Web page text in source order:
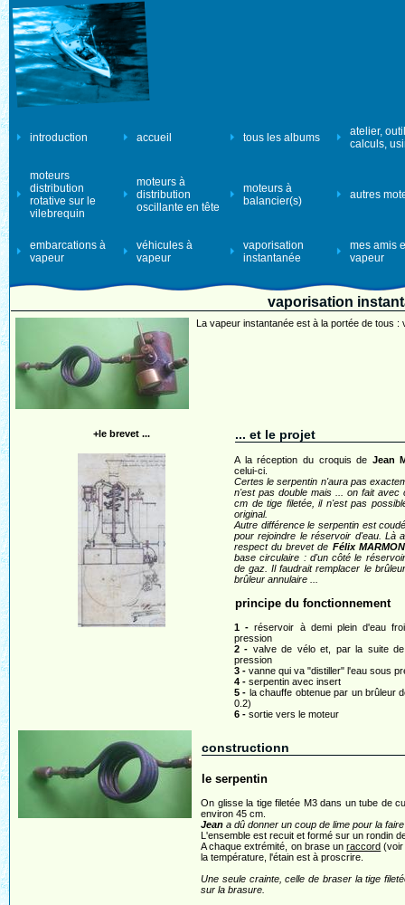
introduction accueil tous les albums
atelier,
calculs,
moteurs
distribution
rotative sur le
vilebrequin
moteurs à
distribution
oscillante en tête
moteurs à
balancier(s)
autres
embarcations à
vapeur
véhicules à
vapeur
vaporisation
instantanée
mes amis
vapeur
vaporisation
La vapeur instantanée est à la portée de tous
+le brevet ... ... et le projet
A la réception du croquis de Jean
celui-ci.
Certes le serpentin n'aura pas
n'est pas double mais ... on fait
cm de tige filetée, il n'est pas
original.
Autre différence le serpentin est
pour rejoindre le réservoir d'eau. Là
respect du brevet de Félix
base circulaire : d'un côté le
de gaz. Il faudrait remplacer le
brûleur annulaire ...
principe du fonctionnement
1 -réservoir à demi plein d'eau
pression
2 - valve de vélo et, par la suite
pression
3 - vanne qui va "distiller" l'eau sous
4 - serpentin avec insert
5 - la chauffe obtenue par un brûleur
0.2)
6 - sortie vers le moteur
constructionn
le serpentin
On glisse la tige filetée M3 dans un tube de
environ 45 cm.
Jean a dû donner un coup de lime pour la
L'ensemble est recuit et formé sur un rondin
A chaque extrémité, on brase unraccord (voir
la température, l'étain est à proscrire.
Une seule crainte, celle de braser la tige
sur la brasure.